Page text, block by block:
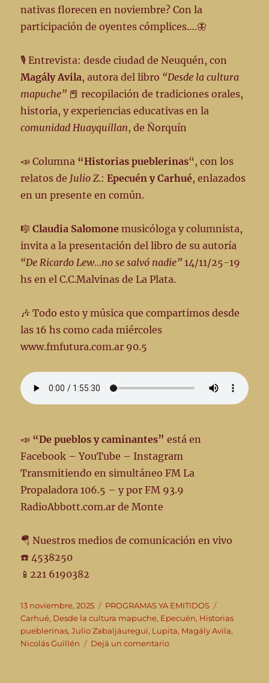
nativas florecen en noviembre? Con la
participación de oyentes cómplices….🦋
🎙️ Entrevista: desde ciudad de Neuquén, con
Magály Avila, autora del libro “Desde la cultura
mapuche” 📕 recopilación de tradiciones orales,
historia, y experiencias educativas en la
comunidad Huayquillan, de Ñorquín
📣 Columna “Historias pueblerinas“, con los
relatos de Julio Z.: Epecuén y Carhué, enlazados
en un presente en común.
🎼Claudia Salomone musicóloga y columnista,
invita a la presentación del libro de su autoría
“De Ricardo Lew…no se salvó nadie” 14/11/25-19
hs en el C.C.Malvinas de La Plata.
🎶 Todo esto y música que compartimos desde
las 16 hs como cada miércoles
www.fmfutura.com.ar 90.5
📣 “De pueblos y caminantes” está en
Facebook – YouTube – Instagram
Transmitiendo en simultáneo FM La
Propaladora 106.5 – y por FM 93.9
RadioAbbott.com.ar de Monte
🪂 Nuestros medios de comunicación en vivo
☎️ 4538250
📱221 6190382
Publicado
el
13 noviembre, 2025 Categorías
PROGRAMAS YA EMITIDOS
Carhué, Desde la cultura mapuche, Epecuén, Historias
pueblerinas,Julio Zabaljáuregui, Lupita, Magály Avila,
Nicolás Guillén
Dejá un comentarioen